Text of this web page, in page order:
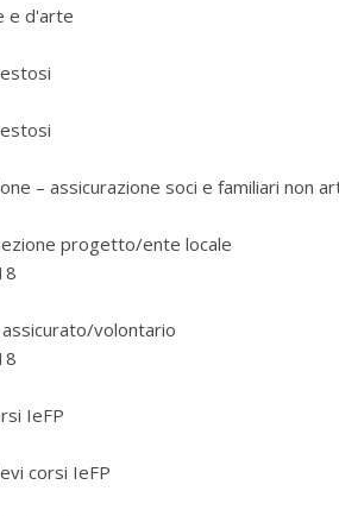
e d'arte
– assicurazione soci e familiari non
progetto/ente locale
volontario
IeFP
corsi IeFP